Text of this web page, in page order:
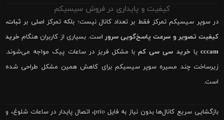
کیفیت و پایداری در فروش سیسیکم
در سوپر سیسیکم تمرکز فقط بر تعداد کانال نیست؛ بلکه تمرکز اصلی بر ثبات،
کیفیت تصویر و سرعت پاسخ‌گویی سروراست. بسیاری از کاربران هنگام خرید
cccam یا خرید سی سی کمبا مشکل فریز در ساعات پیک مواجه می‌شوند.
زیرساخت چند مسیره سوپر سیسیکم برای کاهش همین مشکل طراحی شده
است.
بازگشایی سریع کانال‌ها بدون نیاز به فایل prio، اتصال پایدار در ساعات شلوغ، و